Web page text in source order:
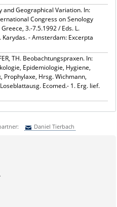
and Geographical Variation. In:
Congress on Senology
3.-7.5.1992 / Eds. L.
Karydas. - Amsterdam: Excerpta
TH. Beobachtungspraxen. In:
Epidemiologie, Hygiene,
Prophylaxe, Hrsg. Wichmann,
Ecomed.- 1. Erg. lief.
Daniel Tierbach